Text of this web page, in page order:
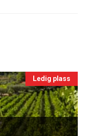
Ledig plass